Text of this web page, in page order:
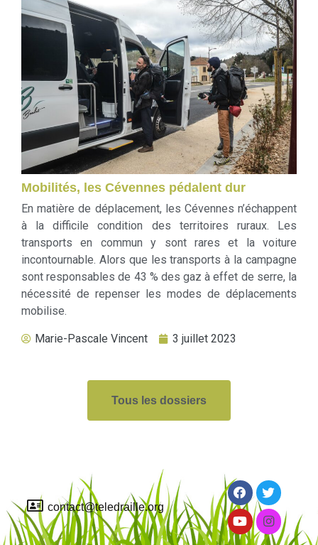
Mobilités, les Cévennes pédalent dur
En matière de déplacement, les Cévennes n’échappent
à la difficile condition des territoires ruraux. Les
transports en commun y sont rares et la voiture
incontournable. Alors que les transports à la campagne
sont responsables de 43 % des gaz à effet de serre, la
nécessité de repenser les modes de déplacements
mobilise.
Marie-Pascale Vincent 3 juillet 2023
Tous les dossiers
contact@teledraille.org